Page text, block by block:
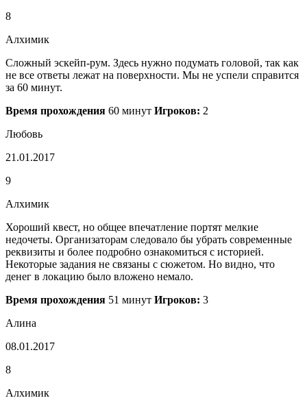
8
Алхимик
Сложный эскейп-рум. Здесь нужно подумать головой, так как
не все ответы лежат на поверхности. Мы не успели справится
за 60 минут.
Время прохождения 60 минут Игроков: 2
Любовь
21.01.2017
9
Алхимик
Хороший квест, но общее впечатление портят мелкие
недочеты. Организаторам следовало бы убрать современные
реквизиты и более подробно ознакомиться с историей.
Некоторые задания не связаны с сюжетом. Но видно, что
денег в локацию было вложено немало.
Время прохождения 51 минут Игроков: 3
Алина
08.01.2017
8
Алхимик